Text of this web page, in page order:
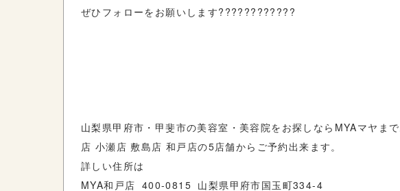
ぜひフォローをお願いします????????????
山梨県甲府市・甲斐市の美容室・美容院をお探しならMYAマヤま
店 小瀬店 敷島店 和戸店の5店舗からご予約出来ます。
詳しい住所は
MYA和戸店 400-0815 山梨県甲府市国玉町334-4